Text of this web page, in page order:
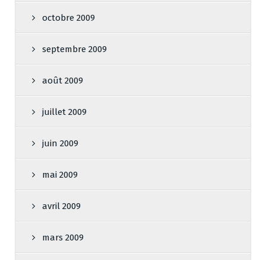
octobre 2009
septembre 2009
août 2009
juillet 2009
juin 2009
mai 2009
avril 2009
mars 2009